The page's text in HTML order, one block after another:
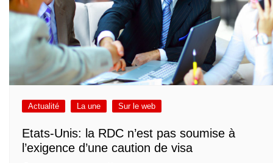
Actualité La une Sur le web
Etats-Unis: la RDC n’est pas soumise à
l’exigence d’une caution de visa